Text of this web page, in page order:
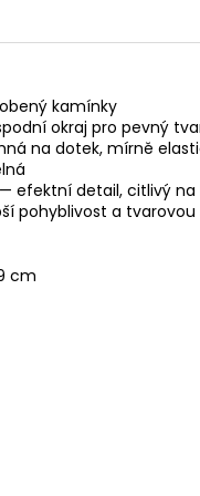
kamínky
okraj pro pevný
na dotek, mírně
efektní detail, citlivý
pohyblivost a tvarovou
cm